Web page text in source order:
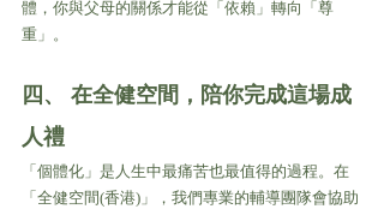
體，你與父母的關係才能從「依賴」轉向「尊
重」。
四、 在全健空間，陪你完成這場成
人禮
「個體化」是人生中最痛苦也最值得的過程。在
「全健空間(香港)」，我們專業的輔導團隊會協助